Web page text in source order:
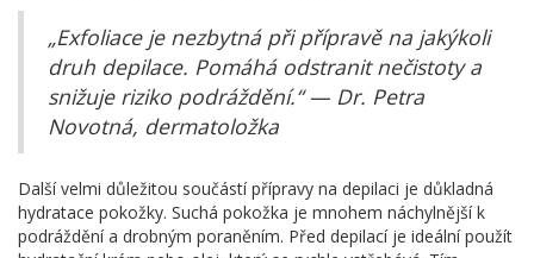
„Exfoliace je nezbytná při přípravě na jakýkoli
druh depilace. Pomáhá odstranit nečistoty a
snižuje riziko podráždění.“ — Dr. Petra
Novotná, dermatoložka
Další velmi důležitou součástí přípravy na depilaci je důkladná
hydratace pokožky. Suchá pokožka je mnohem náchylnější k
podráždění a drobným poraněním. Před depilací je ideální použít